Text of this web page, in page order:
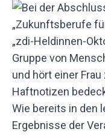
Wie bereits in den
Ergebnisse der